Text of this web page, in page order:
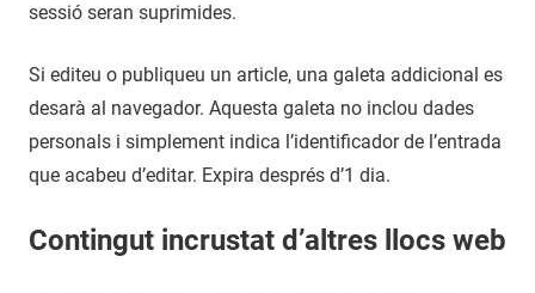
sessió seran suprimides.
Si editeu o publiqueu un article, una galeta addicional es
desarà al navegador. Aquesta galeta no inclou dades
personals i simplement indica l’identificador de l’entrada
que acabeu d’editar. Expira després d’1 dia.
Contingut incrustat d’altres llocs web